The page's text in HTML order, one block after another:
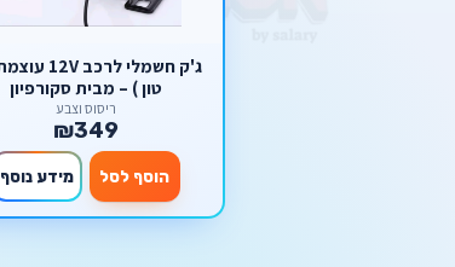
טון ) – מבית סקורפיון
ריסוס וצבע
₪349
הוסף לסל מידע נוסף